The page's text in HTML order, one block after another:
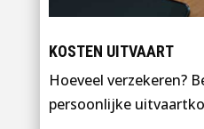
KOSTEN UITVAART
Hoeveel verzekeren?
persoonlijke